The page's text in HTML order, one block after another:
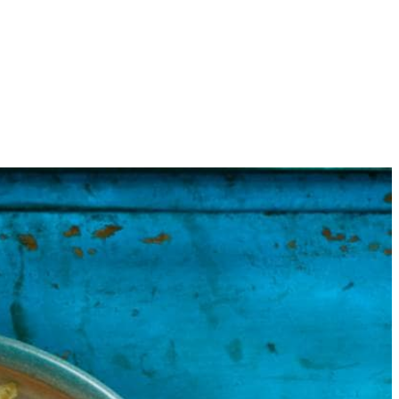
4
vuur. Schep regelmatig om. Verwijder ondertussen de
en paprika 8 min. op middelhoog vuur. Schep
en 3/4 van de kaas. Serveer met de shoarma, bestrooi met